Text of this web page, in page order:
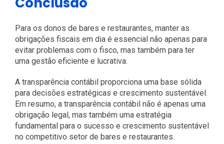
Para os donos de bares e restaurantes, manter as
obrigações fiscais em dia é essencial não apenas para
evitar problemas com o fisco, mas também para ter
uma gestão eficiente e lucrativa.
A transparência contábil proporciona uma base sólida
para decisões estratégicas e crescimento sustentável.
Em resumo, a transparência contábil não é apenas uma
obrigação legal, mas também uma estratégia
fundamental para o sucesso e crescimento sustentável
no competitivo setor de bares e restaurantes.